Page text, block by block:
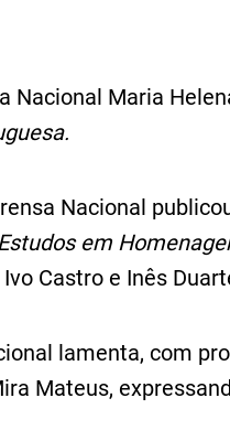
Nacional Maria
Nacional
em
Castro e Inês
lamenta, com
Mateus,